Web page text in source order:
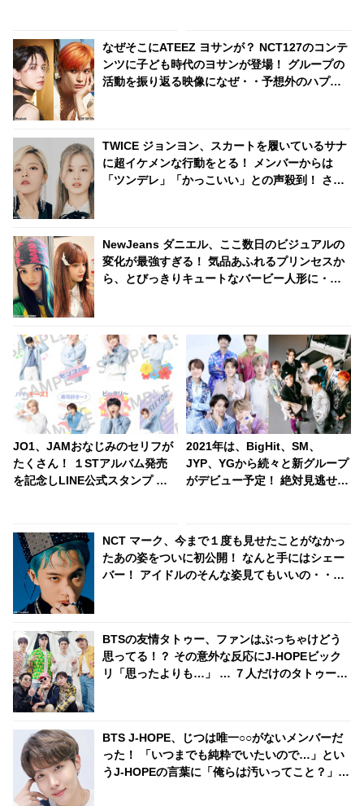
なぜそこにATEEZ ヨサンが？ NCT127のコンテ
ンツに子ども時代のヨサンが登場！ グループの
活動を振り返る映像になぜ・・予想外のハプニ
TWICE ジョンヨン、スカートを履いているサナ
に超イケメンな行動をとる！ メンバーからは
「ツンデレ」「かっこいい」との声殺到！ さり
NewJeans ダニエル、ここ数日のビジュアルの
変化が最強すぎる！ 気品あふれるプリンセスか
ら、とびっきりキュートなバービー人形に・・
JO1、JAMおなじみのセリフが
たくさん！ １STアルバム発売
を記念しLINE公式スタンプ 第
2021年は、BigHit、SM、
JYP、YGから続々と新グループ
がデビュー予定！ 絶対見逃せな
NCT マーク、今まで１度も見せたことがなかっ
たあの姿をついに初公開！ なんと手にはシェー
バー！ アイドルのそんな姿見てもいいの・・？
BTSの友情タトゥー、ファンはぶっちゃけどう
思ってる！？ その意外な反応にJ-HOPEビック
リ「思ったよりも…」 … ７人だけのタトゥー計
BTS J-HOPE、じつは唯一○○がないメンバーだ
った！ 「いつまでも純粋でいたいので…」とい
うJ-HOPEの言葉に「俺らは汚いってこと？」と